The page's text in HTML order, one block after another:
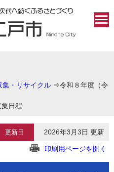
集・リサイクル ⇒令和８年度（令
日程
更新日 2026年3月3日 更新
印刷用ページを開く